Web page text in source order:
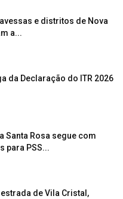
e distritos de Nova
a...
da Declaração do ITR 2026
Santa Rosa segue com
para PSS...
de Vila Cristal,